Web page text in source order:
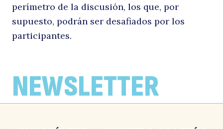
perímetro de la discusión, los que, por
supuesto, podrán ser desafiados por los
participantes.
NEWSLETTER